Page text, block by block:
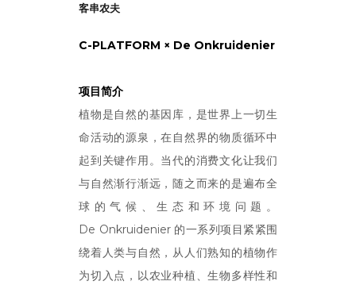
客串农夫
C-PLATFORM × De Onkruidenier
项目简介
植物是自然的基因库，是世界上一切生
命活动的源泉，在自然界的物质循环中
起到关键作用。当代的消费文化让我们
与自然渐行渐远，随之而来的是遍布全
球的气候、生态和环境问题。
De Onkruidenier 的一系列项目紧紧围
绕着人类与自然，从人们熟知的植物作
为切入点，以农业种植、生物多样性和